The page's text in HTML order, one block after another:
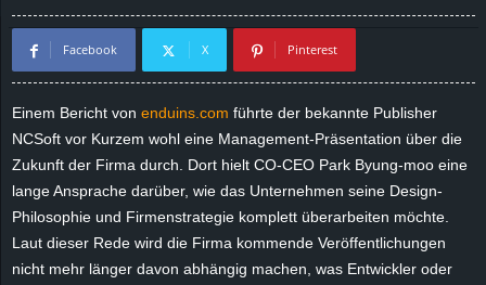
Facebook X Pinterest
Einem Bericht von enduins.com führte der bekannte Publisher
NCSoft vor Kurzem wohl eine Management-Präsentation über die
Zukunft der Firma durch. Dort hielt CO-CEO Park Byung-moo eine
lange Ansprache darüber, wie das Unternehmen seine Design-
Philosophie und Firmenstrategie komplett überarbeiten möchte.
Laut dieser Rede wird die Firma kommende Veröffentlichungen
nicht mehr länger davon abhängig machen, was Entwickler oder